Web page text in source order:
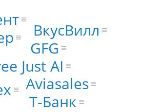
Just AI
GFG
Aviasales
ВкусВилл
Т-Банк